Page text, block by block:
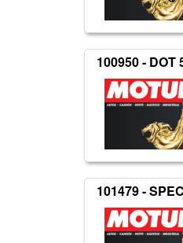
100950 - DOT
101479 -